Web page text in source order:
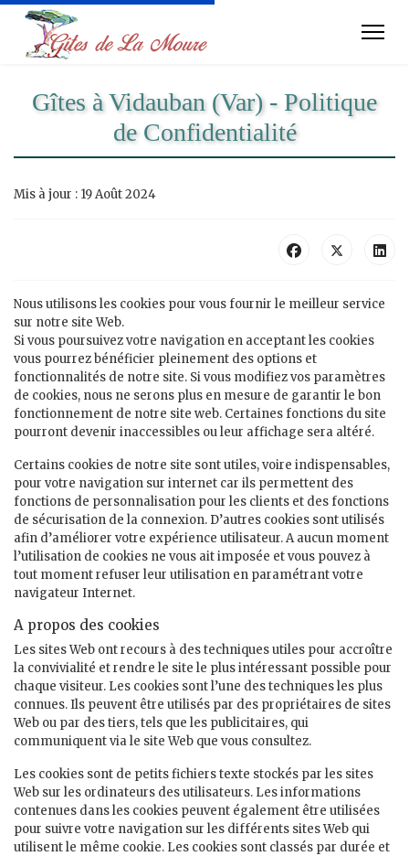
Gîtes à Vidauban (Var) - Politique
de Confidentialité
Mis à jour : 19 Août 2024
Nous utilisons les cookies pour vous fournir le meilleur service
sur notre site Web.
Si vous poursuivez votre navigation en acceptant les cookies
vous pourrez bénéficier pleinement des options et
fonctionnalités de notre site. Si vous modifiez vos paramètres
de cookies, nous ne serons plus en mesure de garantir le bon
fonctionnement de notre site web. Certaines fonctions du site
pourront devenir inaccessibles ou leur affichage sera altéré.
Certains cookies de notre site sont utiles, voire indispensables,
pour votre navigation sur internet car ils permettent des
fonctions de personnalisation pour les clients et des fonctions
de sécurisation de la connexion. D’autres cookies sont utilisés
afin d’améliorer votre expérience utilisateur. A aucun moment
l’utilisation de cookies ne vous ait imposée et vous pouvez à
tout moment refuser leur utilisation en paramétrant votre
navigateur Internet.
A propos des cookies
Les sites Web ont recours à des techniques utiles pour accroître
la convivialité et rendre le site le plus intéressant possible pour
chaque visiteur. Les cookies sont l’une des techniques les plus
connues. Ils peuvent être utilisés par des propriétaires de sites
Web ou par des tiers, tels que les publicitaires, qui
communiquent via le site Web que vous consultez.
Les cookies sont de petits fichiers texte stockés par les sites
Web sur les ordinateurs des utilisateurs. Les informations
contenues dans les cookies peuvent également être utilisées
pour suivre votre navigation sur les différents sites Web qui
utilisent le même cookie. Les cookies sont classés par durée et